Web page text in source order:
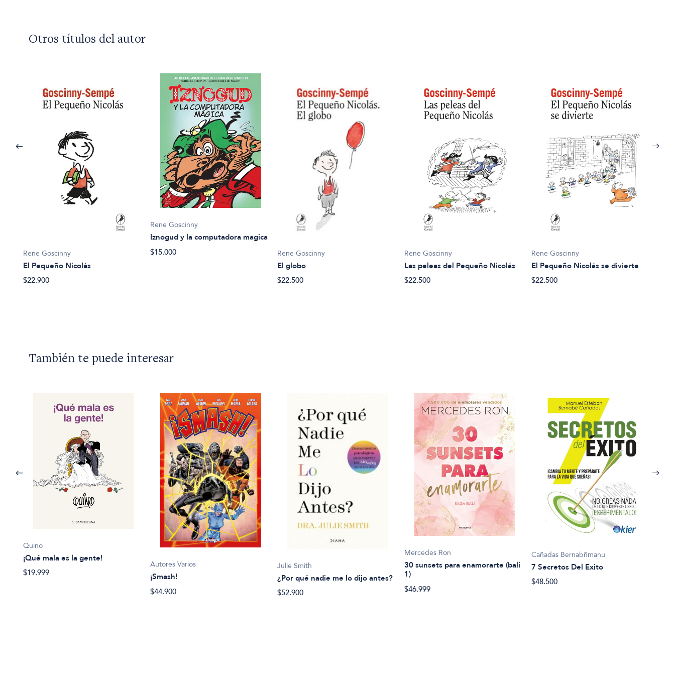
Otros títulos del autor
Rene Goscinny
El Pequeño Nicolás
$22.900
Rene Goscinny
Iznogud y la computadora magica
$15.000
Rene Goscinny
El globo
$22.500
Rene Goscinny
Las peleas del Pequeño Nicolás
$22.500
Rene Goscinny
El Pequeño Nicolás se divierte
$22.500
También te puede interesar
Quino
¡Qué mala es la gente!
$19.999
Autores Varios
¡Smash!
$44.900
Julie Smith
¿Por qué nadie me lo dijo antes?
$52.900
Mercedes Ron
30 sunsets para enamorarte (bali
1)
$46.999
Cañadas Bernabñmanu
7 Secretos Del Exito
$48.500